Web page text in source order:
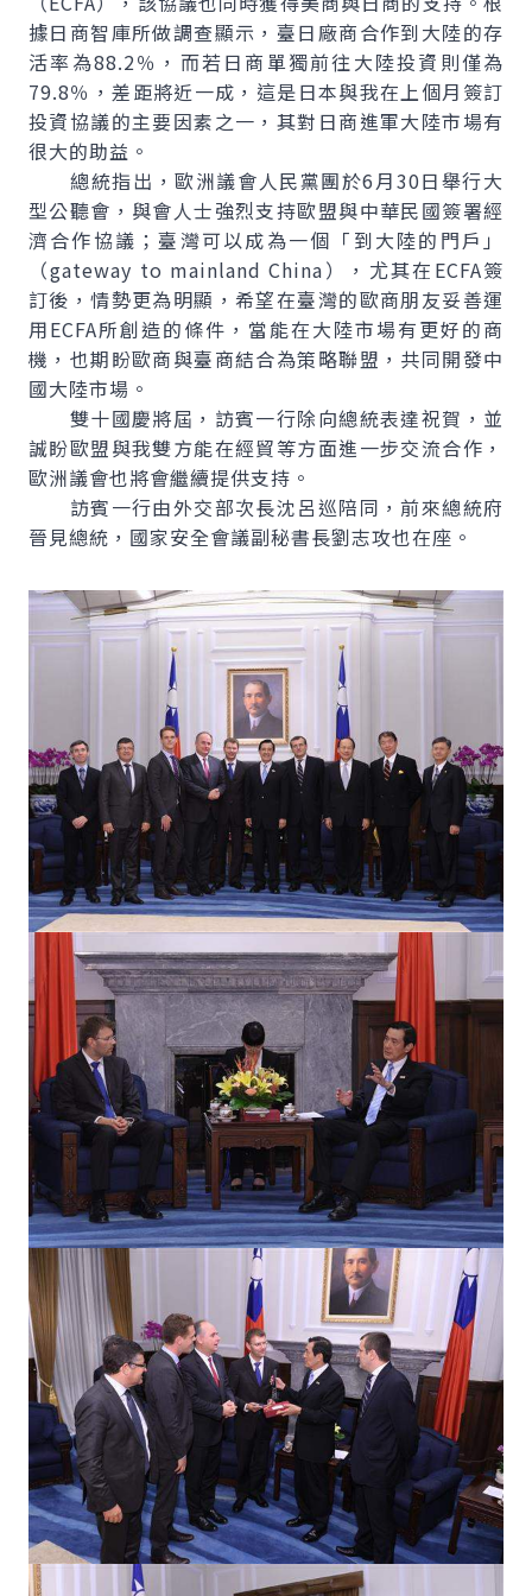
據日商智庫所做調查顯示，臺日廠商合作到大陸的存
活率為88.2％，而若日商單獨前往大陸投資則僅為
79.8％，差距將近一成，這是日本與我在上個月簽訂
投資協議的主要因素之一，其對日商進軍大陸市場有
很大的助益。
總統指出，歐洲議會人民黨團於6月30日舉行大
型公聽會，與會人士強烈支持歐盟與中華民國簽署經
濟合作協議；臺灣可以成為一個「到大陸的門戶」
（gateway to mainland China），尤其在ECFA簽
訂後，情勢更為明顯，希望在臺灣的歐商朋友妥善運
用ECFA所創造的條件，當能在大陸市場有更好的商
機，也期盼歐商與臺商結合為策略聯盟，共同開發中
國大陸市場。
雙十國慶將屆，訪賓一行除向總統表達祝賀，並
誠盼歐盟與我雙方能在經貿等方面進一步交流合作，
歐洲議會也將會繼續提供支持。
訪賓一行由外交部次長沈呂巡陪同，前來總統府
晉見總統，國家安全會議副秘書長劉志攻也在座。